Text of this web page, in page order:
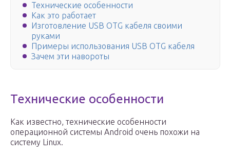
Технические особенности
Как это работает
Изготовление USB OTG кабеля своими
руками
Примеры использования USB OTG кабеля
Зачем эти навороты
Технические особенности
Как известно, технические особенности
операционной системы Android очень похожи на
систему Linux.